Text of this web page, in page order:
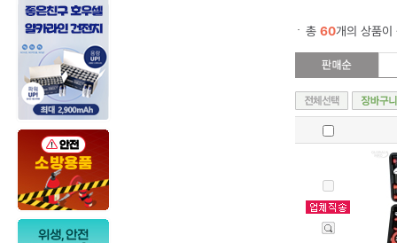
총 60개의 상품이